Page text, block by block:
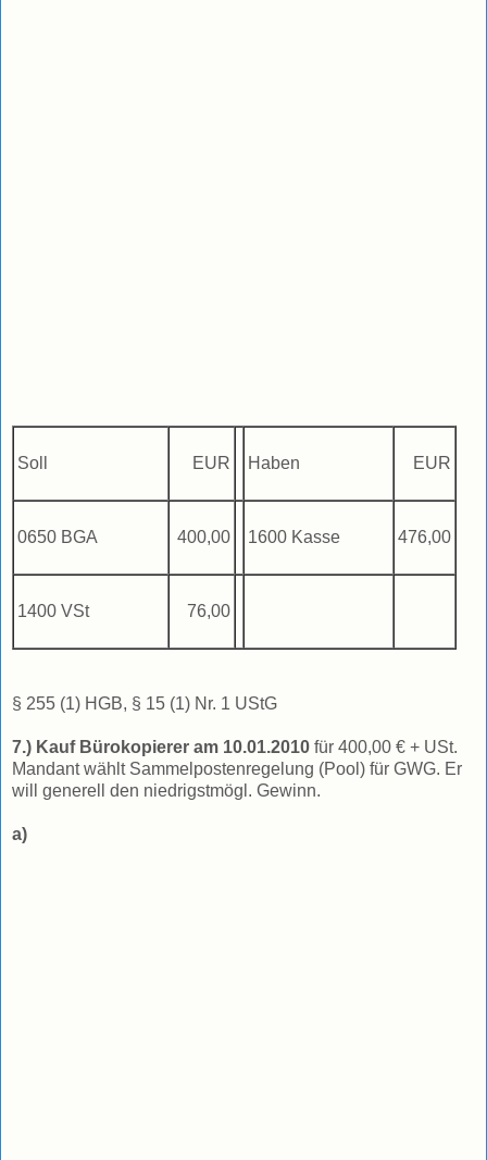
Soll EUR Haben EUR
0650 BGA 400,00 1600 Kasse 476,00
1400 VSt 76,00
§ 255 (1) HGB, § 15 (1) Nr. 1 UStG
7.) Kauf Bürokopierer am 10.01.2010 für 400,00 € + USt.
Mandant wählt Sammelpostenregelung (Pool) für GWG. Er
will generell den niedrigstmögl. Gewinn.
a)